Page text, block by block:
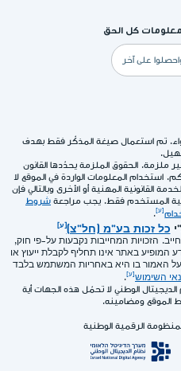
كل الحق
تم استعمال صيغة المذكّر فقط بهدف
ملزمة. الحقوق الملزمة يحدّدها القانون
استخدام المعلومات الواردة في الموقع لا
القانونية المهنية أو الأخرى وبالتالي فإن
المستخدم فقط. يجب مراجعة شروط
.
כל זכות בע"מ (חל"צ)
הזכויות המחייבות נקבעות על-פי חוק,
באתר אינו תחליף לקבלת ייעוץ או
האמור בו היא באחריות המשתמש בלבד
השימוש
.
الوطني لا تحمّل هذه الجهات أية
الموقع ومضامينه.
الرقمية الوطنية